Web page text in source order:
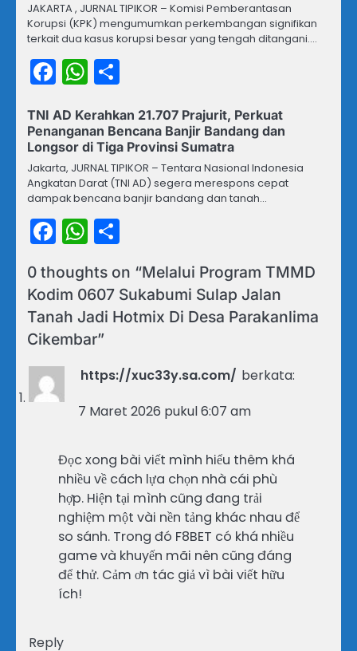
JAKARTA , JURNAL TIPIKOR – Komisi Pemberantasan
Korupsi (KPK) mengumumkan perkembangan signifikan
terkait dua kasus korupsi besar yang tengah ditangani.…
Facebook
WhatsApp
TNI AD Kerahkan 21.707 Prajurit, Perkuat
Penanganan Bencana Banjir Bandang dan
Longsor di Tiga Provinsi Sumatra
Jakarta, JURNAL TIPIKOR – Tentara Nasional Indonesia
Angkatan Darat (TNI AD) segera merespons cepat
dampak bencana banjir bandang dan tanah…
Facebook
WhatsApp
0 thoughts on “Melalui Program TMMD
Kodim 0607 Sukabumi Sulap Jalan
Tanah Jadi Hotmix Di Desa Parakanlima
Cikembar”
https://xuc33y.sa.com/ berkata:
7 Maret 2026 pukul 6:07 am
Đọc xong bài viết mình hiểu thêm khá
nhiều về cách lựa chọn nhà cái phù
hợp. Hiện tại mình cũng đang trải
nghiệm một vài nền tảng khác nhau để
so sánh. Trong đó F8BET có khá nhiều
game và khuyến mãi nên cũng đáng
để thử. Cảm ơn tác giả vì bài viết hữu
ích!
Reply